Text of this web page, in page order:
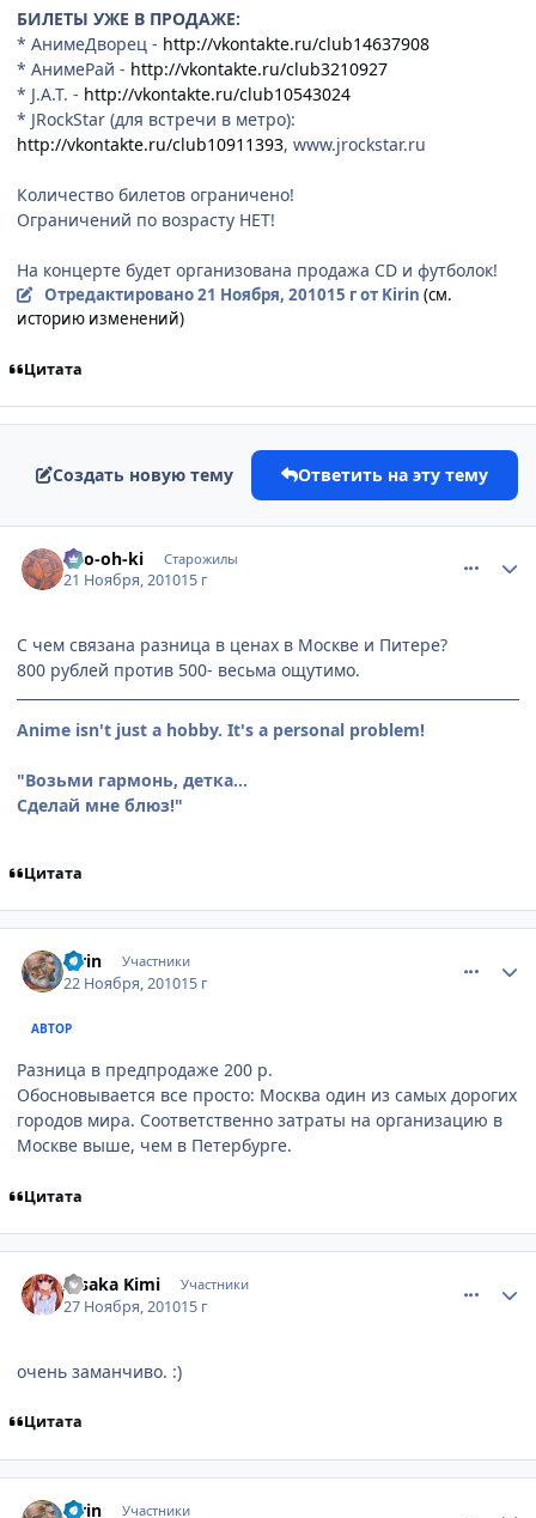
БИЛЕТЫ УЖЕ В ПРОДАЖЕ:
* АнимеДворец - http://vkontakte.ru/club14637908
* АнимеРай - http://vkontakte.ru/club3210927
* J.A.T. - http://vkontakte.ru/club10543024
* JRockStar (для встречи в метро):
http://vkontakte.ru/club10911393, www.jrockstar.ru
Количество билетов ограничено!
Ограничений по возрасту НЕТ!
На концерте будет организована продажа CD и футболок!
Отредактировано21 Ноября, 201015 гот Kirin (см.
историю изменений)
Цитата
Создать новую тему Ответить на эту тему
Ryo-oh-ki Старожилы
21 Ноября, 201015 г
С чем связана разница в ценах в Москве и Питере?
800 рублей против 500- весьма ощутимо.
Anime isn't just a hobby. It's a personal problem!
"Возьми гармонь, детка...
Сделай мне блюз!"
Цитата
Kirin Участники
22 Ноября, 201015 г
АВТОР
Разница в предпродаже 200 р.
Обосновывается все просто: Москва один из самых дорогих
городов мира. Соответственно затраты на организацию в
Москве выше, чем в Петербурге.
Цитата
Aisaka Kimi Участники
27 Ноября, 201015 г
очень заманчиво. :)
Цитата
Kirin Участники